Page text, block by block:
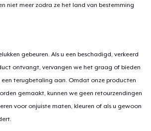
niet meer zodra ze het land van bestemming
gebeuren. Als u een beschadigd, verkeerd
ontvangt, vervangen we het graag of bieden
een terugbetaling aan. Omdat onze producten
gemaakt, kunnen we geen retourzendingen
voor onjuiste maten, kleuren of als u gewoon